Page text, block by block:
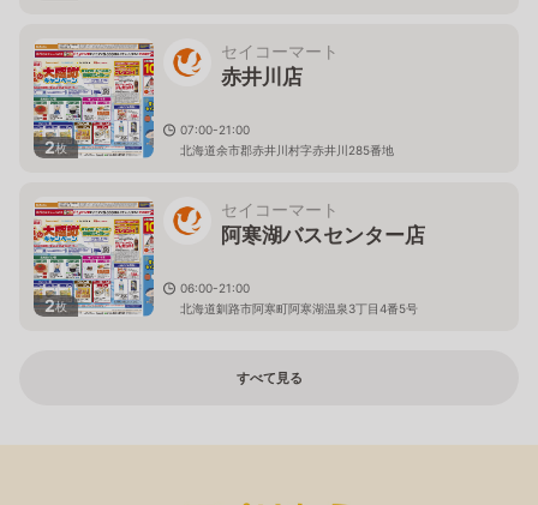
2枚
セイコーマート
赤井川店
07:00-21:00
北海道余市郡赤井川村字赤井川285番地
2枚
セイコーマート
阿寒湖バスセンター店
06:00-21:00
北海道釧路市阿寒町阿寒湖温泉3丁目4番5号
すべて見る